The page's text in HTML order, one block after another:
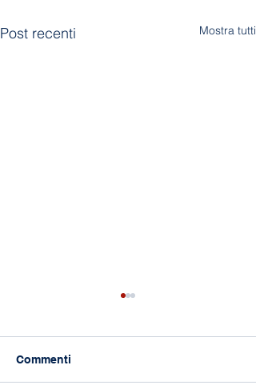
Post recenti Mostra tutti
Commenti